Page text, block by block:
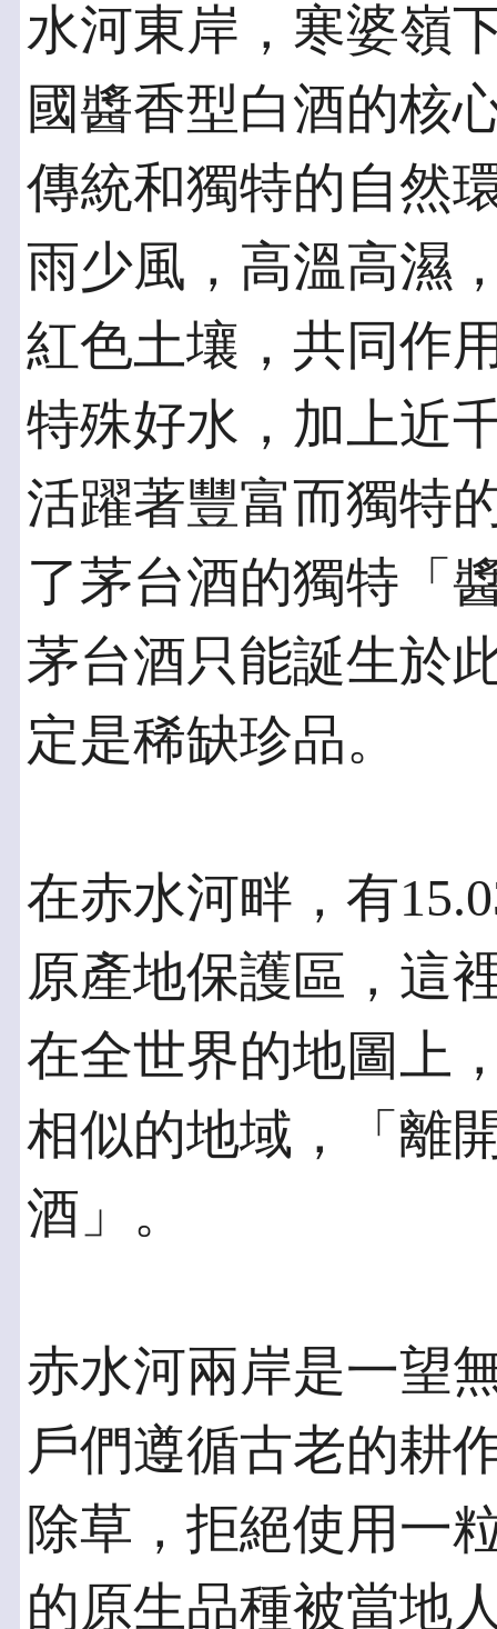
水河東岸，寒婆嶺
國醬香型白酒的核
傳統和獨特的自然
雨少風，高溫高濕
紅色土壤，共同作
特殊好水，加上近
活躍著豐富而獨特
了茅台酒的獨特「
茅台酒只能誕生於
定是稀缺珍品。
在赤水河畔，有
原產地保護區，這
在全世界的地圖上
相似的地域，「離
酒」。
赤水河兩岸是一望
戶們遵循古老的耕
除草，拒絕使用一
的原生品種被當地